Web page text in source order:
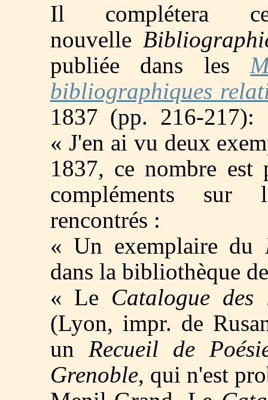
Il complétera
nouvelle
publiée dans les
bibliographiques
1837 (pp. 216-
« J'en ai vu deux
1837, ce nombre
compléments
rencontrés :
« Un exemplaire du
dans la bibliothèque
« Le Catalogue
(Lyon, impr. de
un Recueil de
Grenoble, qui n'est